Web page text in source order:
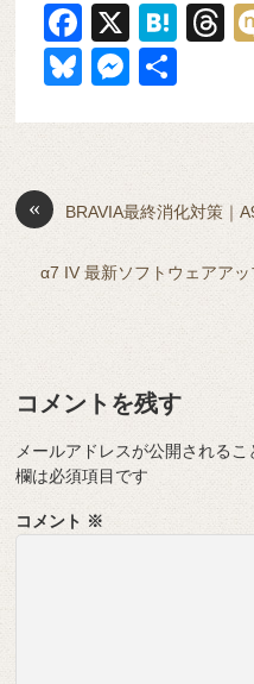
F
a
c
e
o
k
X
H
n
a
T
a
s
Bl
y
M
n
g
er
« BRAVIA最終消化対策｜
α7 IV 最新ソフトウェアアッ
コメントを残す
メールアドレスが公開されるこ
欄は必須項目です
コメント ※